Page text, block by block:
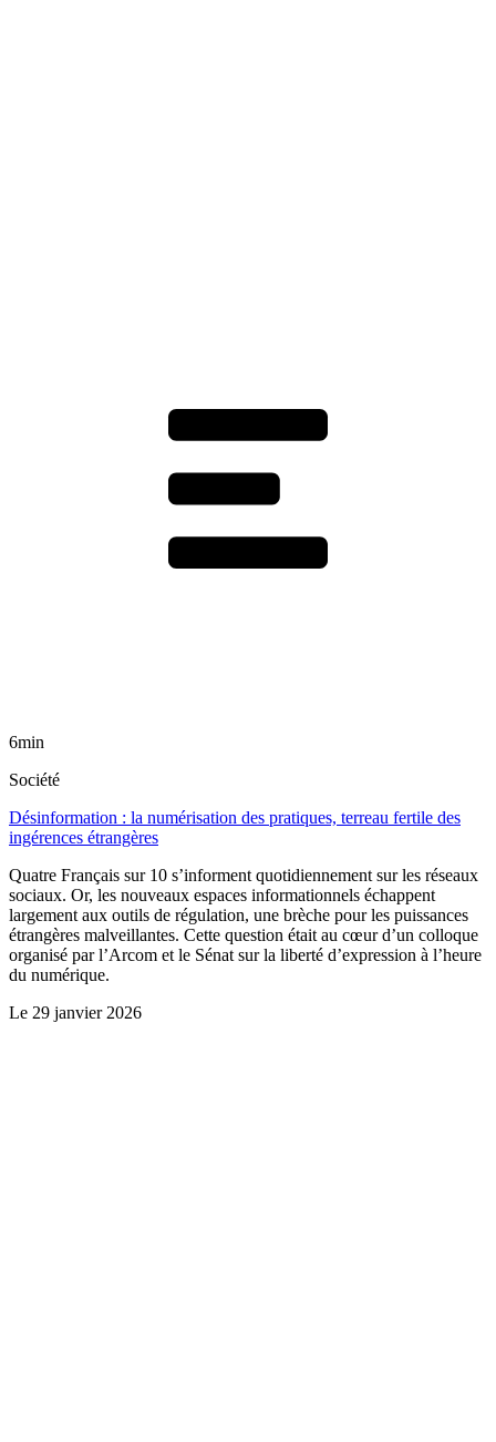
6min
Société
Désinformation : la numérisation des pratiques, terreau fertile des
ingérences étrangères
Quatre Français sur 10 s’informent quotidiennement sur les réseaux
sociaux. Or, les nouveaux espaces informationnels échappent
largement aux outils de régulation, une brèche pour les puissances
étrangères malveillantes. Cette question était au cœur d’un colloque
organisé par l’Arcom et le Sénat sur la liberté d’expression à l’heure
du numérique.
Le 29 janvier 2026